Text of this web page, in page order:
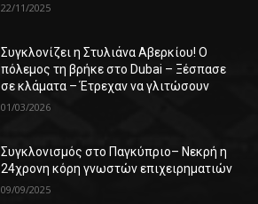
22/11/2025
Συγκλονίζει η Στυλιάνα Αβερκίου! Ο
πόλεμος τη βρήκε στο Dubai – Ξέσπασε
σε κλάματα – Έτρεχαν να γλιτώσουν
01/03/2026
Συγκλονισμός στο Παγκύπριο– Νεκρή η
24χρονη κόρη γνωστών επιχειρηματιών
09/09/2025